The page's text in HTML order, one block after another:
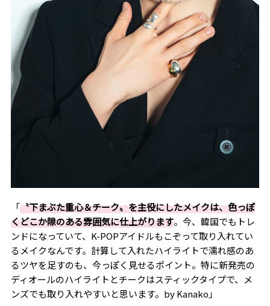
「〝下まぶた重心＆チーク〟を主役にしたメイクは、色っぽ
くどこか隙のある雰囲気に仕上がります。今、韓国でもトレ
ンドになっていて、K-POPアイドルもこぞって取り入れてい
るメイクなんです。計算して入れたハイライトで濡れ感のあ
るツヤを足すのも、今っぽく見せるポイント。特に新発売の
ディオールのハイライトとチークはスティックタイプで、メ
ンズでも取り入れやすいと思います。by Kanako」